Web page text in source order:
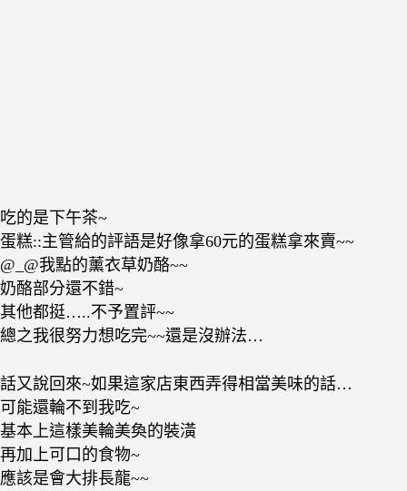
吃的是下午茶~
蛋糕::主管給的評語是好像拿60元的蛋糕拿來賣~~
@_@我點的薰衣草奶酪~~
奶酪部分還不錯~
其他都挺…..不予置評~~
總之我很努力想吃完~~還是沒辦法…
話又說回來~如果這家店東西弄得相當美味的話…
可能還輪不到我吃~
基本上這樣美輪美奐的裝潢
再加上可口的食物~
應該是會大排長龍~~